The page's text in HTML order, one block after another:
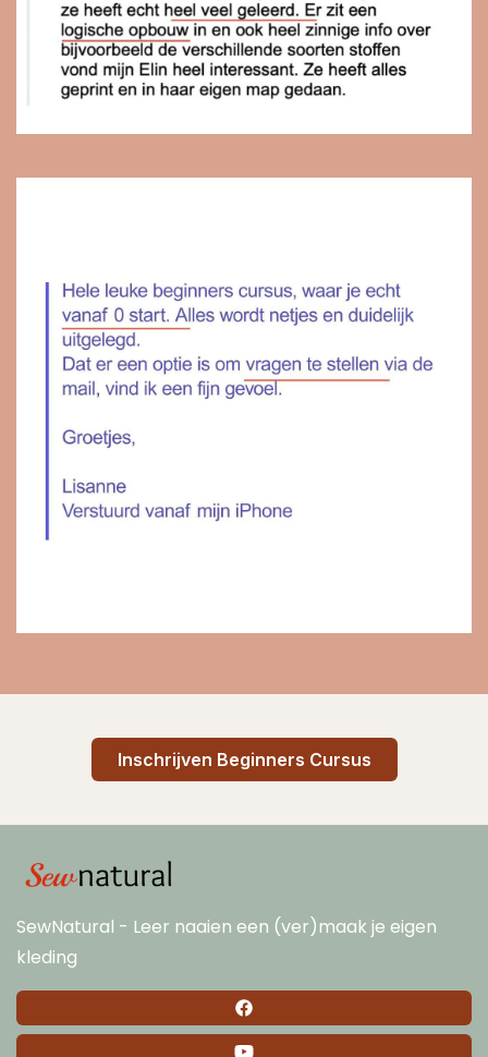
Inschrijven Beginners Cursus
SewNatural - Leer naaien een (ver)maak je eigen
kleding